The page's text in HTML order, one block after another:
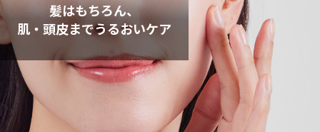
髪はもちろん、
肌・頭皮までうるおいケア